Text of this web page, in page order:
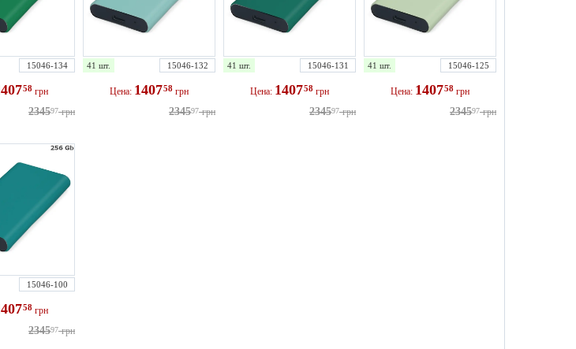
15046-134
58 грн
234597 грн
41 шт. 15046-132
Цена: 140758 грн
234597 грн
41 шт. 15046-131
Цена: 140758 грн
234597 грн
41 шт. 15046-125
Цена: 140758 грн
234597 грн
15046-100
58 грн
234597 грн